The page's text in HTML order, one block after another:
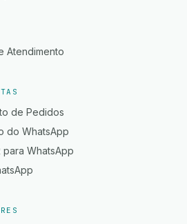
Atendimento
de Pedidos
do WhatsApp
WhatsApp